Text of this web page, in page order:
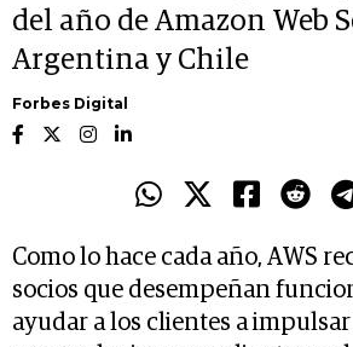
del año de Amazon Web
Argentina y Chile
Forbes Digital
Como lo hace cada año, AWS
socios que desempeñan
ayudar a los clientes a